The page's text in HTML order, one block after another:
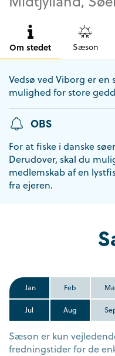
Om stedet Sæson
Vedsø ved Viborg er
mulighed for store
OBS
For at fiske i danske
Derudover, skal du
medlemskab af en
fra ejeren.
Jan Feb
Jul Aug
Sæson er kun
fredningstider for de